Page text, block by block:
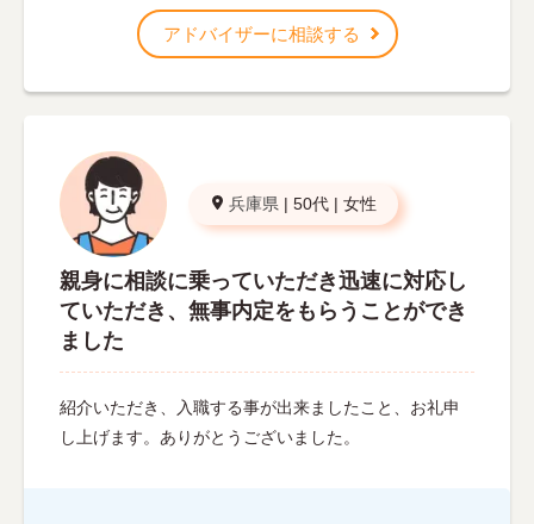
アドバイザーに相談する
兵庫県 | 50代 | 女性
親身に相談に乗っていただき迅速に対応し
ていただき、無事内定をもらうことができ
ました
紹介いただき、入職する事が出来ましたこと、お礼申
し上げます。ありがとうございました。